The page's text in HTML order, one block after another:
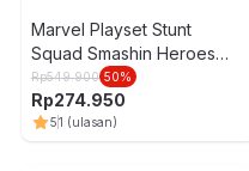
Marvel Playset Stunt
Squad Smashin Heroes
F6894
Rp549.900 50%
Rp274.950
51 (ulasan)